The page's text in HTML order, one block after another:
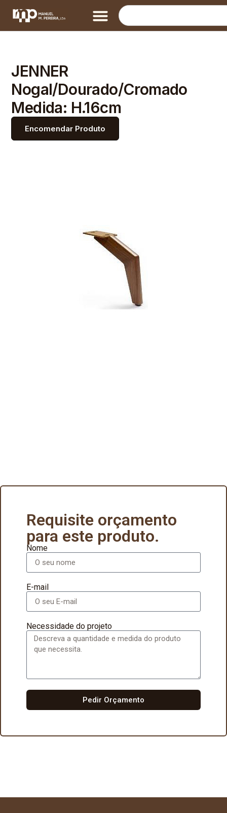
JENNER
Nogal/Dourado/Cromado
Medida: H.16cm
Encomendar Produto
Requisite orçamento
para este produto.
Nome
E-mail
Necessidade do projeto
Pedir Orçamento